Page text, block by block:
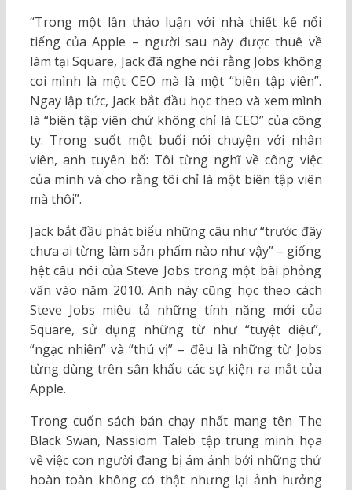
“Trong một lần thảo luận với nhà thiết kế nổi
tiếng của Apple – người sau này được thuê về
làm tại Square, Jack đã nghe nói rằng Jobs không
coi mình là một CEO mà là một “biên tập viên”.
Ngay lập tức, Jack bắt đầu học theo và xem mình
là “biên tập viên chứ không chỉ là CEO” của công
ty. Trong suốt một buổi nói chuyện với nhân
viên, anh tuyên bố: Tôi từng nghĩ về công việc
của mình và cho rằng tôi chỉ là một biên tập viên
mà thôi”.
Jack bắt đầu phát biểu những câu như “trước đây
chưa ai từng làm sản phẩm nào như vậy” – giống
hệt câu nói của Steve Jobs trong một bài phỏng
vấn vào năm 2010. Anh này cũng học theo cách
Steve Jobs miêu tả những tính năng mới của
Square, sử dụng những từ như “tuyệt diệu”,
“ngạc nhiên” và “thú vị” – đều là những từ Jobs
từng dùng trên sân khấu các sự kiện ra mắt của
Apple.
Trong cuốn sách bán chạy nhất mang tên The
Black Swan, Nassiom Taleb tập trung minh họa
về việc con người đang bị ám ảnh bởi những thứ
hoàn toàn không có thật nhưng lại ảnh hưởng